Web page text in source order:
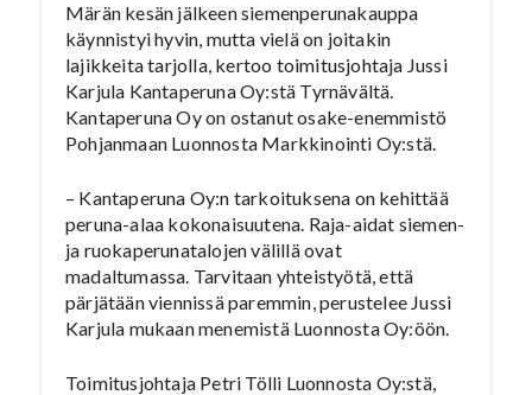
Märän kesän jälkeen siemenperunakauppa
käynnistyi hyvin, mutta vielä on joitakin
lajikkeita tarjolla, kertoo toimitusjohtaja Jussi
Karjula Kantaperuna Oy:stä Tyrnävältä.
Kantaperuna Oy on ostanut osake-enemmistö
Pohjanmaan Luonnosta Markkinointi Oy:stä.
– Kantaperuna Oy:n tarkoituksena on kehittää
peruna-alaa kokonaisuutena. Raja-aidat siemen-
ja ruokaperunatalojen välillä ovat
madaltumassa. Tarvitaan yhteistyötä, että
pärjätään viennissä paremmin, perustelee Jussi
Karjula mukaan menemistä Luonnosta Oy:öön.
Toimitusjohtaja Petri Tölli Luonnosta Oy:stä,